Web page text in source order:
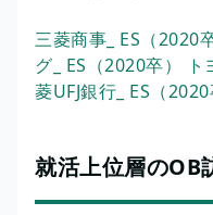
三菱商事_ ES（2020
グ_ ES（2020卒）
菱UFJ銀行_ ES（2020
就活上位層のOB